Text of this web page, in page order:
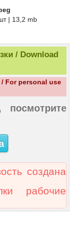
| 13,2 mb
/ Download
For personal use
создана
рабочие